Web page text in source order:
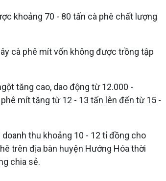
khoảng 70 - 80 tấn cà phê chất lượng
cà phê mít vốn không được trồng tập
tăng cao, dao động từ 12.000 -
mít tăng từ 12 - 13 tấn lên đến từ 15 -
thu khoảng 10 - 12 tỉ đồng cho
trên địa bàn huyện Hướng Hóa thời
chia sẻ.